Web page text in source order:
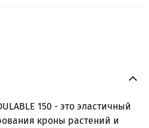
150 - это эластичный
кроны растений и